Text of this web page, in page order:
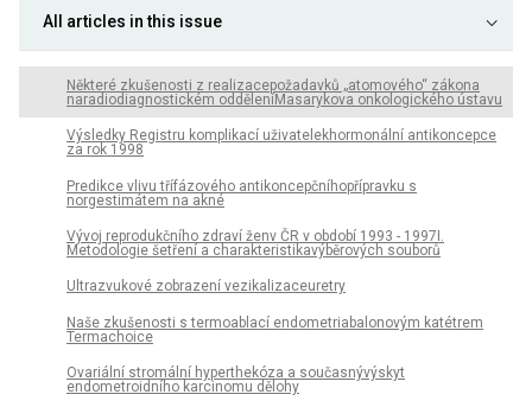
All articles in this issue
Některé zkušenosti z realizacepožadavků „atomového“ zákona
naradiodiagnostickém odděleníMasarykova onkologického ústavu
Výsledky Registru komplikací uživatelekhormonální antikoncepce
za rok 1998
Predikce vlivu třífázového antikoncepčníhopřípravku s
norgestimátem na akné
Vývoj reprodukčního zdraví ženv ČR v období 1993 - 1997I.
Metodologie šetření a charakteristikavýběrových souborů
Ultrazvukové zobrazení vezikalizaceuretry
Naše zkušenosti s termoablací endometriabalonovým katétrem
Termachoice
Ovariální stromální hyperthekóza a současnývýskyt
endometroidního karcinomu dělohy